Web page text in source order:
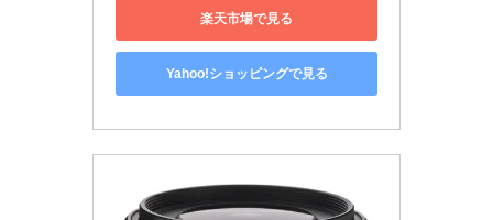
楽天市場で見る
Yahoo!ショッピングで見る